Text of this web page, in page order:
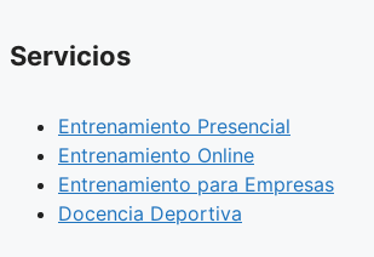
Servicios
Entrenamiento Presencial
Entrenamiento Online
Entrenamiento para Empresas
Docencia Deportiva